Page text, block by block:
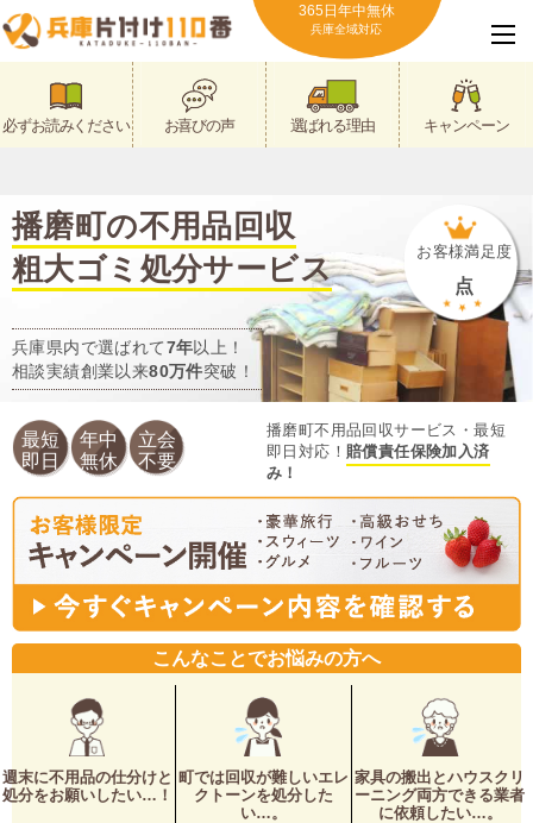
365日年中無休
兵庫全域対応
必ずお読みください お喜びの声 選ばれる理由 キャンペーン
播磨町の不用品回収
粗大ゴミ処分サービス
兵庫県内で選ばれて7年以上！
相談実績創業以来80万件突破！
お客様満足度
点
最短
即日
年中
無休
立会
不要
播磨町不用品回収サービス・最短
即日対応！ 賠償責任保険加入済
み！
こんなことでお悩みの方へ
週末に不用品の仕分けと
処分をお願いしたい…！
町では回収が難しいエレ
クトーンを処分した
い…。
家具の搬出とハウスクリ
ーニング両方できる業者
に依頼したい…。